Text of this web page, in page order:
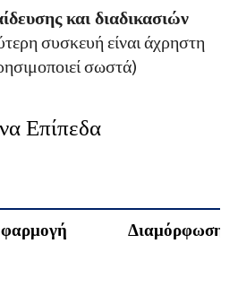
και διαδικασιών
συσκευή είναι άχρηστη
σωστά)
Επίπεδα
Διαμόρφωση